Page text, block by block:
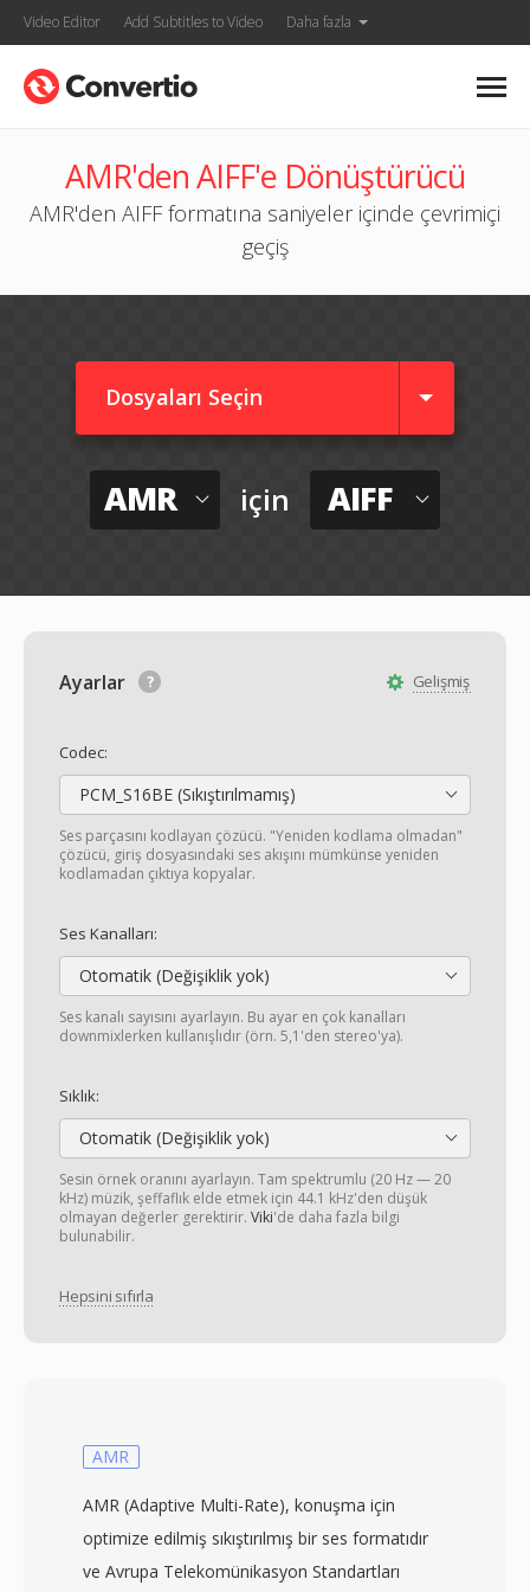
Video Editor Add Subtitles to Video Daha fazla
AMR'den AIFF'e Dönüştürücü
AMR'den AIFF formatına saniyeler içinde çevrimiçi
geçiş
Dosyaları Seçin
AMR için AIFF
Gelişmiş
Ayarlar
Codec:
PCM_S16BE (Sıkıştırılmamış)
Ses parçasını kodlayan çözücü. "Yeniden kodlama olmadan"
çözücü, giriş dosyasındaki ses akışını mümkünse yeniden
kodlamadan çıktıya kopyalar.
Ses Kanalları:
Otomatik (Değişiklik yok)
Ses kanalı sayısını ayarlayın. Bu ayar en çok kanalları
downmixlerken kullanışlıdır (örn. 5,1'den stereo'ya).
Sıklık:
Otomatik (Değişiklik yok)
Sesin örnek oranını ayarlayın. Tam spektrumlu (20 Hz — 20
kHz) müzik, şeffaflık elde etmek için 44.1 kHz'den düşük
olmayan değerler gerektirir. Viki'de daha fazla bilgi
bulunabilir.
Hepsini sıfırla
AMR
AMR (Adaptive Multi-Rate), konuşma için
optimize edilmiş sıkıştırılmış bir ses formatıdır
ve Avrupa Telekomünikasyon Standartları